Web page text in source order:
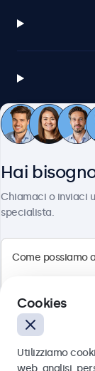
Italiano
Hai
Chiamaci o inviaci
specialista.
Cookies
Utilizziamo
web, analisi,